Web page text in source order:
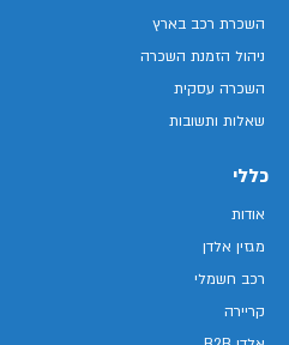
השכרת רכב בארץ
ניהול הזמנת השכרה
השכרה עסקית
שאלות ותשובות
כללי
אודות
מגזין אלדן
רכב חשמלי
קריירה